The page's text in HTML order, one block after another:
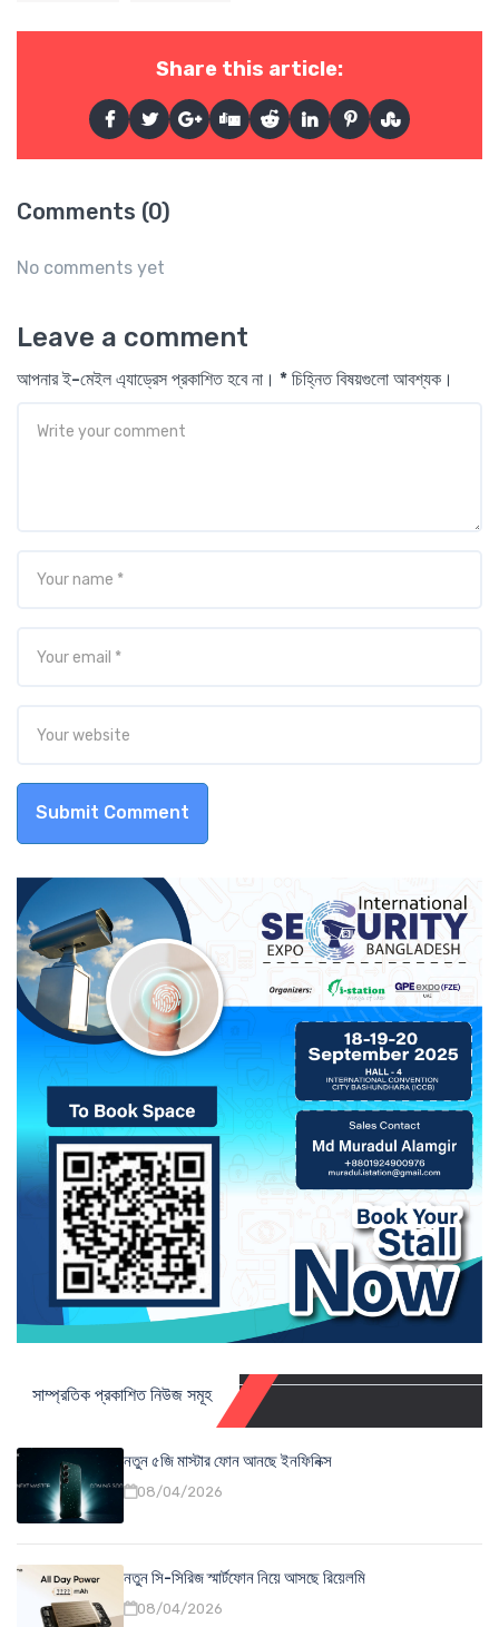
Share this article:
Comments (0)
No comments yet
Leave a comment
আপনার ই-মেইল এ্যাড্রেস প্রকাশিত হবে না। * চিহ্নিত বিষয়গুলো আবশ্যক।
Submit Comment
সাম্প্রতিক প্রকাশিত নিউজ সমূহ
নতুন ৫জি মাস্টার ফোন আনছে ইনফিনিক্স
08/04/2026
নতুন সি-সিরিজ স্মার্টফোন নিয়ে আসছে রিয়েলমি
08/04/2026